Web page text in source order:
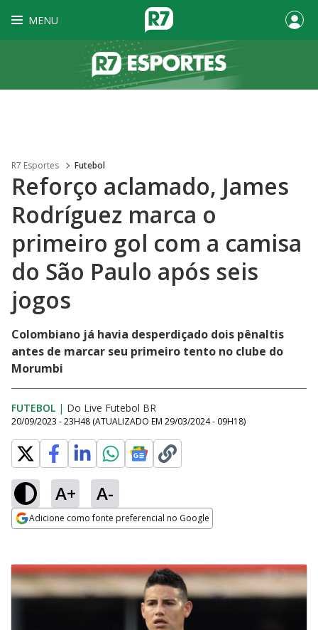
MENU
R7 Esportes Futebol
Reforço aclamado, James
Rodríguez marca o
primeiro gol com a camisa
do São Paulo após seis
jogos
Colombiano já havia desperdiçado dois pênaltis
antes de marcar seu primeiro tento no clube do
Morumbi
FUTEBOL | Do Live Futebol BR
20/09/2023 - 23H48 (ATUALIZADO EM 29/03/2024 - 09H18)
A+ A-
Adicione como fonte preferencial no Google